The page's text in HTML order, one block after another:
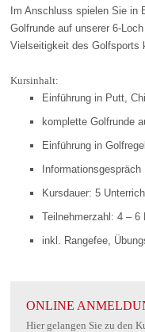
Im Anschluss spielen Sie in
Golfrunde auf unserer 6-
Vielseitigkeit des Golfsports
Kursinhalt:
Einführung in Putt,
komplette Golfrunde
Einführung in
Informationsgespräch
Kursdauer: 5
Teilnehmerzahl: 4 – 6
inkl. Rangefee,
ONLINE
Hier gelangen Sie zu den